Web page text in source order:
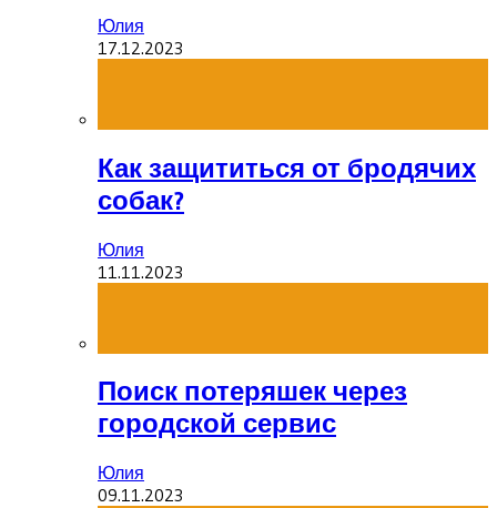
Юлия
17.12.2023
Как защититься от бродячих
собак?
Юлия
11.11.2023
Поиск потеряшек через
городской сервис
Юлия
09.11.2023